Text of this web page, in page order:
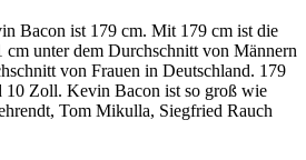
Bacon ist 179 cm. Mit 179 cm ist die
unter dem Durchschnitt von Männern
von Frauen in Deutschland. 179
10 Zoll. Kevin Bacon ist so groß wie
Tom Mikulla, Siegfried Rauch